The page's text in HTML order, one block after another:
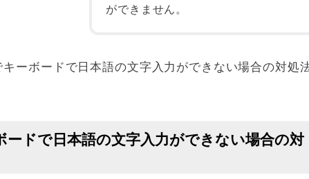
ができません。
ーボードで日本語の文字入力ができない場合の対処
ドで日本語の文字入力ができない場合の対